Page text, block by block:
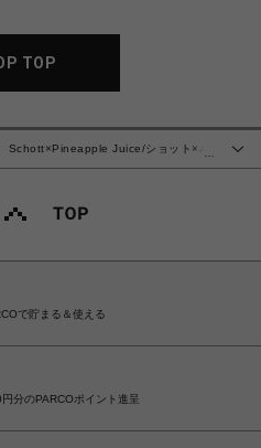
TOP
…
Schott×Pineapple Juice/ショット×パ
で貯まる＆使える
分のPARCOポイント進呈